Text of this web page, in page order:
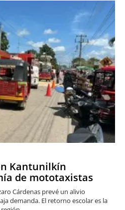
Kantunilkín
de mototaxistas
Cárdenas prevé un alivio
demanda. El retorno escolar es la